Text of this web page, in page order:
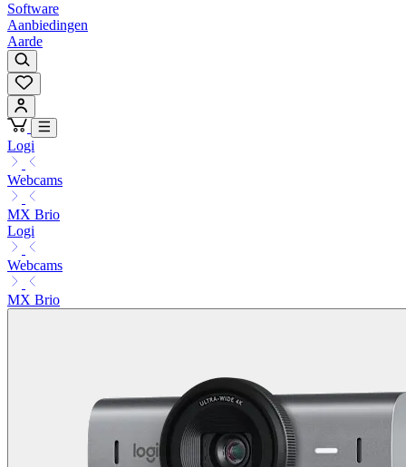
Software
Aanbiedingen
Aarde
Logi
Webcams
MX Brio
Logi
Webcams
MX Brio